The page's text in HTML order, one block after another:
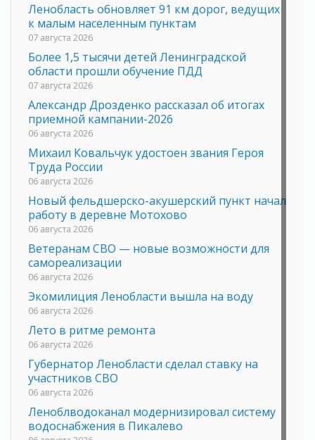
Ленобласть обновляет 91 км дорог, ведущих
к малым населенным пунктам
07 августа 2026
Более 1,5 тысячи детей Ленинградской
области прошли обучение ПДД
07 августа 2026
Александр Дрозденко рассказал об итогах
приемной кампании-2026
06 августа 2026
Михаил Ковальчук удостоен звания Героя
Труда России
06 августа 2026
Новый фельдшерско-акушерский пункт начал
работу в деревне Мотохово
06 августа 2026
Ветеранам СВО — новые возможности для
самореализации
06 августа 2026
Экомилиция Ленобласти вышла на воду
06 августа 2026
Лето в ритме ремонта
06 августа 2026
Губернатор Ленобласти сделал ставку на
участников СВО
06 августа 2026
Леноблводоканал модернизировал систему
водоснабжения в Пикалево